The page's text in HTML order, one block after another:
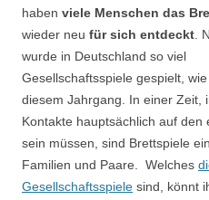
haben viele Menschen das
wieder neu für sich entdeckt.
wurde in Deutschland so viel
Gesellschaftsspiele gespielt, wie
diesem Jahrgang. In einer Zeit,
Kontakte hauptsächlich auf
sein müssen, sind Brettspiele ein
Familien und Paare. Welches
Gesellschaftsspiele sind, könnt